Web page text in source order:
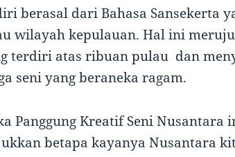
berasal dari Bahasa Sansekerta
wilayah kepulauan. Hal ini
terdiri atas ribuan pulau dan
seni yang beraneka ragam.
Panggung Kreatif Seni Nusantara
betapa kayanya Nusantara